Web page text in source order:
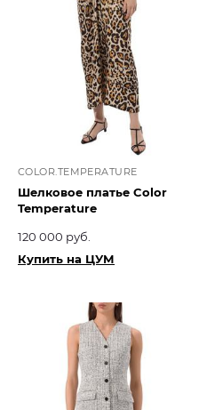
COLOR.TEMPERATURE
Шелковое платье Color
Temperature
120 000 руб.
Купить на ЦУМ